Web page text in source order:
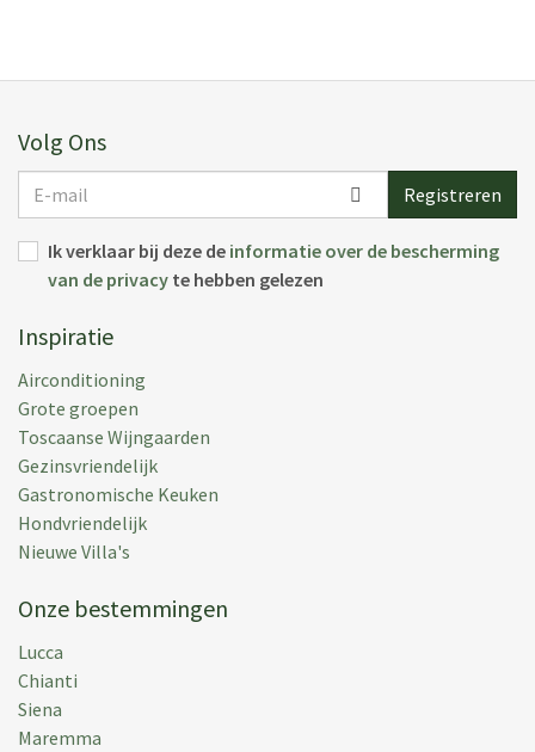
Volg Ons
mail
Registreren
Ik verklaar bij deze de informatie over de bescherming
van de privacy te hebben gelezen
Inspiratie
Airconditioning
Grote groepen
Toscaanse Wijngaarden
Gezinsvriendelijk
Gastronomische Keuken
Hondvriendelijk
Nieuwe Villa's
Onze bestemmingen
Lucca
Chianti
Siena
Maremma